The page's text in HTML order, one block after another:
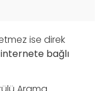
ise direk
bağlı